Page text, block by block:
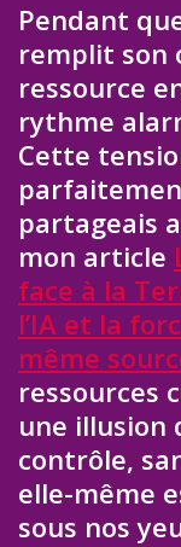
Pendant
remplit son
ressource
rythme
Cette
partageais
mon article
face à la
l’IA et la
même
ressources
une illusion
contrôle,
elle-même
sous nos